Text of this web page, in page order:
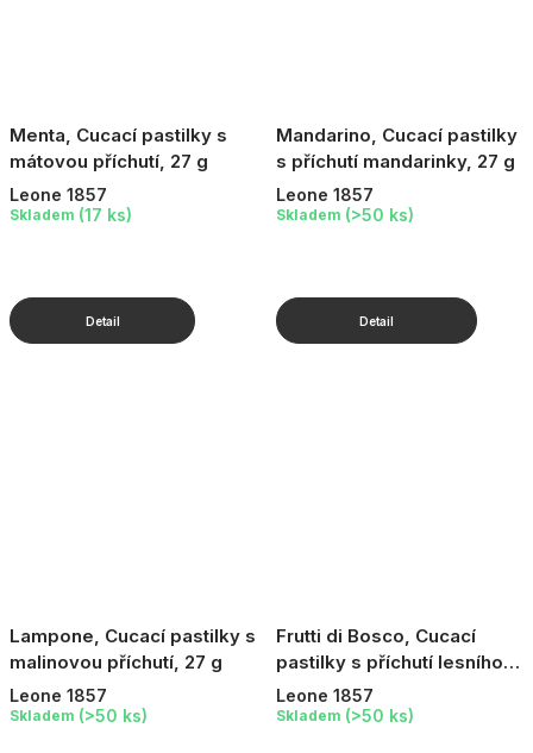
Menta, Cucací pastilky s
mátovou příchutí, 27 g
Leone 1857
Skladem (17 ks)
Mandarino, Cucací pastilky
s příchutí mandarinky, 27 g
Leone 1857
Skladem (>50 ks)
Lampone, Cucací pastilky s
malinovou příchutí, 27 g
Leone 1857
Skladem (>50 ks)
Frutti di Bosco, Cucací
pastilky s příchutí lesního
ovoce, 27 g
Leone 1857
Skladem (>50 ks)